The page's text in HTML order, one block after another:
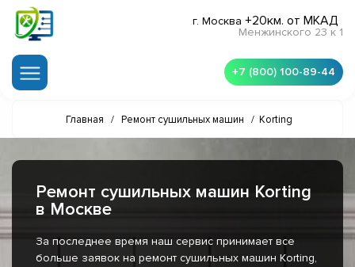
г. Москва +20км. от МКАД
Менжинского 23 к 1
+7 (800) 100-89-44
Главная / Ремонт сушильных машин / Korting
Ремонт сушильных машин Korting
в Москве
За последнее время наш сервис принимает все
больше заявок на ремонт сушильных машин Korting,